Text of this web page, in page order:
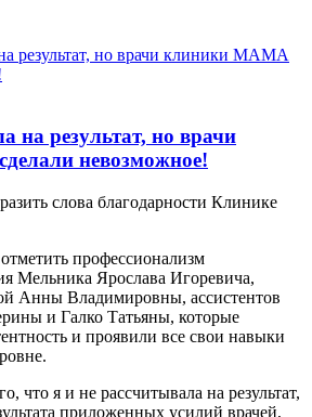
на результат, но врачи
невозможное!
слова благодарности Клинике
профессионализм
Мельника Ярослава Игоревича,
Анны Владимировны, ассистентов
и Галко Татьяны, которые
и проявили все свои навыки
что я и не рассчитывала на результат,
приложенных усилий врачей,